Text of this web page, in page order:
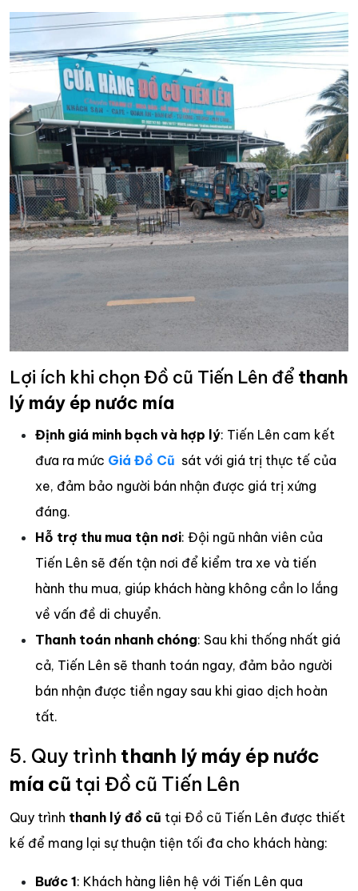
Lợi ích khi chọn Đồ cũ Tiến Lên để thanh
lý máy ép nước mía
Định giá minh bạch và hợp lý: Tiến Lên cam kết
đưa ra mức Giá Đồ Cũ sát với giá trị thực tế của
xe, đảm bảo người bán nhận được giá trị xứng
đáng.
Hỗ trợ thu mua tận nơi: Đội ngũ nhân viên của
Tiến Lên sẽ đến tận nơi để kiểm tra xe và tiến
hành thu mua, giúp khách hàng không cần lo lắng
về vấn đề di chuyển.
Thanh toán nhanh chóng: Sau khi thống nhất giá
cả, Tiến Lên sẽ thanh toán ngay, đảm bảo người
bán nhận được tiền ngay sau khi giao dịch hoàn
tất.
5. Quy trình thanh lý máy ép nước
mía cũ tại Đồ cũ Tiến Lên
Quy trình thanh lý đồ cũ tại Đồ cũ Tiến Lên được thiết
kế để mang lại sự thuận tiện tối đa cho khách hàng:
Bước 1: Khách hàng liên hệ với Tiến Lên qua